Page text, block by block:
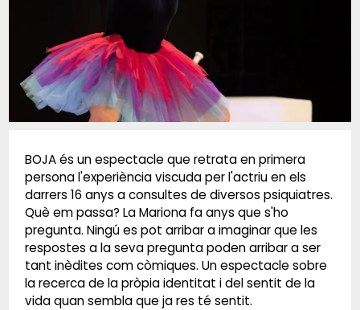
BOJA és un espectacle que retrata en primera
persona l'experiència viscuda per l'actriu en els
darrers 16 anys a consultes de diversos psiquiatres.
Què em passa? La Mariona fa anys que s'ho
pregunta. Ningú es pot arribar a imaginar que les
respostes a la seva pregunta poden arribar a ser
tant inèdites com còmiques. Un espectacle sobre
la recerca de la pròpia identitat i del sentit de la
vida quan sembla que ja res té sentit.